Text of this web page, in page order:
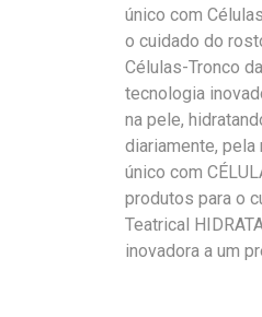
único com
o cuidado do
Células-Tronco
tecnologia
na pele,
diariamente, pela
único com
produtos para o
Teatrical
inovadora a um